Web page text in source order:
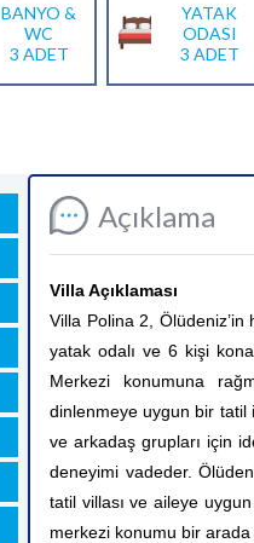
BANYO &
WC
3 ADET
YATAK
ODASI
3 ADET
Açıklama
Villa Açıklaması
Villa Polina 2,
yatak odalı ve 6 kişi
Merkezi konumuna
dinlenmeye uygun bir tatil
ve arkadaş grupları için
deneyimi vadeder.
tatil villası ve aileye
merkezi konumu bir